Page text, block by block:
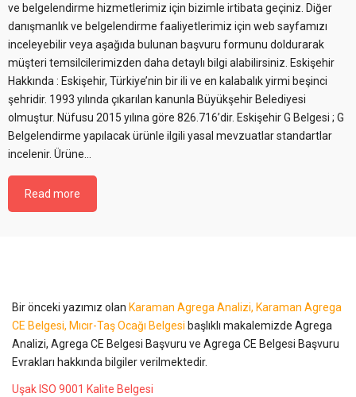
ve belgelendirme hizmetlerimiz için bizimle irtibata geçiniz. Diğer
danışmanlık ve belgelendirme faaliyetlerimiz için web sayfamızı
inceleyebilir veya aşağıda bulunan başvuru formunu doldurarak
müşteri temsilcilerimizden daha detaylı bilgi alabilirsiniz. Eskişehir
Hakkında : Eskişehir, Türkiye’nin bir ili ve en kalabalık yirmi beşinci
şehridir. 1993 yılında çıkarılan kanunla Büyükşehir Belediyesi
olmuştur. Nüfusu 2015 yılına göre 826.716’dir. Eskişehir G Belgesi ; G
Belgelendirme yapılacak ürünle ilgili yasal mevzuatlar standartlar
incelenir. Ürüne…
Read more
Bir önceki yazımız olan Karaman Agrega Analizi, Karaman Agrega
CE Belgesi, Mıcır-Taş Ocağı Belgesi başlıklı makalemizde Agrega
Analizi, Agrega CE Belgesi Başvuru ve Agrega CE Belgesi Başvuru
Evrakları hakkında bilgiler verilmektedir.
Uşak ISO 9001 Kalite Belgesi